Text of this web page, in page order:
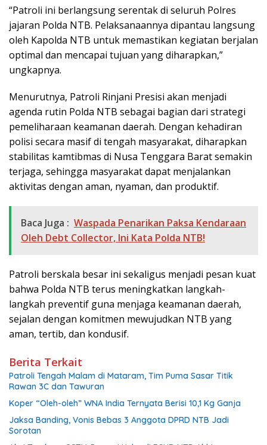
“Patroli ini berlangsung serentak di seluruh Polres
jajaran Polda NTB. Pelaksanaannya dipantau langsung
oleh Kapolda NTB untuk memastikan kegiatan berjalan
optimal dan mencapai tujuan yang diharapkan,”
ungkapnya.
Menurutnya, Patroli Rinjani Presisi akan menjadi
agenda rutin Polda NTB sebagai bagian dari strategi
pemeliharaan keamanan daerah. Dengan kehadiran
polisi secara masif di tengah masyarakat, diharapkan
stabilitas kamtibmas di Nusa Tenggara Barat semakin
terjaga, sehingga masyarakat dapat menjalankan
aktivitas dengan aman, nyaman, dan produktif.
Baca Juga : Waspada Penarikan Paksa Kendaraan
Oleh Debt Collector, Ini Kata Polda NTB!
Patroli berskala besar ini sekaligus menjadi pesan kuat
bahwa Polda NTB terus meningkatkan langkah-
langkah preventif guna menjaga keamanan daerah,
sejalan dengan komitmen mewujudkan NTB yang
aman, tertib, dan kondusif.
Berita Terkait
Patroli Tengah Malam di Mataram, Tim Puma Sasar Titik
Rawan 3C dan Tawuran
Koper “Oleh-oleh” WNA India Ternyata Berisi 10,1 Kg Ganja
Jaksa Banding, Vonis Bebas 3 Anggota DPRD NTB Jadi
Sorotan